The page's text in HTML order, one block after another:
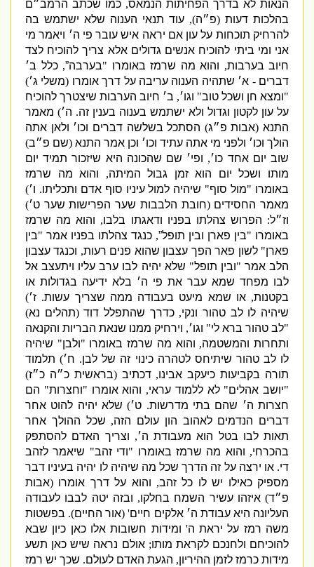
הנאות לא בדרך הפחיתות הנמאס,כמו שכתב הרמב״ם
בהלכות דעות(פ״ה),עוד תנאי הענוה שלא ישתמש בה
להרחיק תוכחות על עון אם יראה איש עובר פי ה׳ ויאמר מי
אני ומי ביתי להוכיח אנשים גדולים אלא צריך להוכיח לצד
חיוב בערבות,והוא מה שרמז באומרו" בערבה”,כלל ב׳
דברים-א׳ שתהיה הענוה עריבה על דרך אומרו(משלי ג׳ )
ומצא חן ושכל טוב"וגו׳,ב׳ חיוב הערבות שיצטרך להוכיח
על עון לקטון וגדול ולא ישתמש בענוה בענין זה .ה׳ )מאמר
התנא(אבות פ״ג)הסתכל בשלשה דברים וכו׳ ולאן אתה
הולך וכו׳ ולפני מי אתה עתיד וכו׳ וכן אמר התנא(שם פ״ב)
שוב יום אחד כו׳,ופי׳ שם שהכונה היא שיזכור תמיד יום
מותו ושכל יום הוא זמן גבול המיתה,והוא מה שרמז
באומרו"מול סוף"שיהיה למול עיניו סוף אדם ותכליתו.ו׳
מאמר החסידים(חובת הלבבות שער הפרישות שער ט׳)
וז״ל:הפרוש צהלתו בפניו ודאגתו בלבו,והוא מה שרמז
באומרו"בין פארן ובין תופל”,כנגד צהלתו בפניו אמר"בין
פארן"לשון פאר הפך עצבון שהוא פנים רעות,וכנגד עצבון
הלב אמר"ובין תופל"שלא יהיה לבו ערב עליו ויתעצב אל
לבו מפחד שמא עבר את פי ה׳ בלא ידיעה בגדולות או
בקטנות,או שמא מיעט בעבודה ממה שצריך עשות.ז׳ )
שיהיה לו לב טהור ונקי,כדרך שהתפלל דוד(תהלים נא )
לב טהור ברא לי "וגו׳,וירחיק ממנו שנאת הבריות והקנאה
ותחרות והמשטמה,והוא מה שרמז באומרו"ולבן"שיהיה
לו לב טהור שיתיחס לטהרה כינוי זה של לבן.ח׳)תלמוד
תורה בקביעות כיעקב אבינו,דכתיב(בראשית כ״ה כ״ז)
יושב אהלים"לא ללמוד עראי,והוא אומרו"וחצרות"הם
חצרות ה׳ שהם בתי מדרשות.ט׳)שלא יהיה להוט אחר
דברים הנדמים לאהוב הון עולם הזה,שכל ההולך אחר
תאות לבו בטל הוא מעבודת ה׳,וצריך האדם להסתפק
בהכרחי,והוא מה שרמז באומרו"ודי זהב"שיאמר לזהב
.או ירצה על זה הדרך שכל מה שיהיה לו יהיה בעיניו דבר
מספיק כאילו יש לו כל זהב,והוא על דרך אומרו(אבות
פ״ד)איזהו עשיר השמח בחלקו,ובזה יטה לבבו לעבודה
העליונה היא עבודת ה׳ אלקים חיים' (אור החיים).בפשטות
משה רמז על יראת ה 'ומידות חשובות אלו כאן כיון שבא
להוכיחם ולחנכם לקראת מותו;אולם נראה שיש כאן תשע
מידות כרמז לזמן ההיריון,הגעת האדם לעולם.שכך יש רמז